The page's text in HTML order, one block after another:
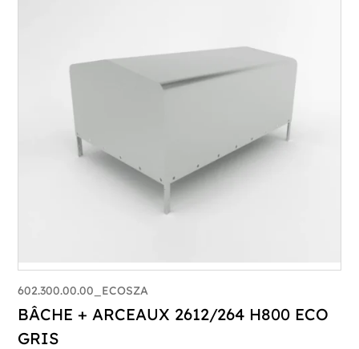
602.300.00.00_ECOSZA
BÂCHE + ARCEAUX 2612/264 H800 ECO
GRIS